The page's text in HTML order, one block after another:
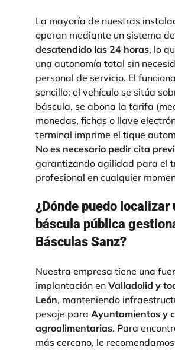
La mayoría de nuestras
operan mediante un sistema de
desatendido las 24 horas, lo
una autonomía total sin
personal de servicio. El
sencillo: el vehículo se sitúa
báscula, se abona la tarifa
monedas, fichas o llave
terminal imprime el tique
No es necesario pedir cita
garantizando agilidad para el
profesional en cualquier
¿Dónde puedo localizar
báscula pública
Básculas Sanz?
Nuestra empresa tiene una
implantación en Valladolid y
León, manteniendo
pesaje para Ayuntamientos y
agroalimentarias. Para
más cercano, le